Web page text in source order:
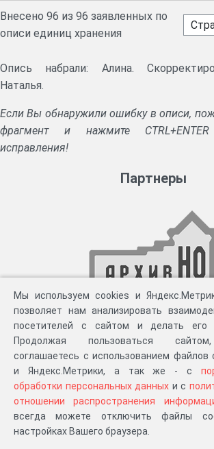
Внесено 96 из 96 заявленных по
описи единиц хранения
Опись набрали: Алина.
Наталья.
Если Вы обнаружили ошибку в описи,
фрагмент и нажмите
исправления!
Партнеры
Мы используем cookies и
позволяет нам анализировать
посетителей с сайтом и делать его
Продолжая пользоваться
соглашаетесь с использованием файлов
и Яндекс.Метрики, а так же - с
обработки персональных данных и с
отношении распространения
всегда можете отключить файлы
настройках Вашего браузера.